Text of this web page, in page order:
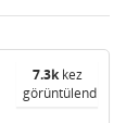
7.3kkez
görüntülendi